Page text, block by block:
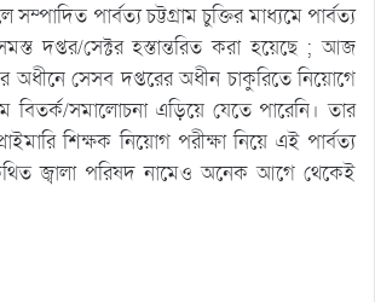
পার্বত্য চট্টগ্রাম চুক্তির মাধ্যমে পার্বত্য
দপ্তর/সেক্টর হস্তান্তরিত করা হয়েছে ; আজ
অধীনে সেসব দপ্তরের অধীন চাকুরিতে নিয়োগে
বিতর্ক/সমালোচনা এড়িয়ে যেতে পারেনি। তার
শিক্ষক নিয়োগ পরীক্ষা নিয়ে এই পার্বত্য
জ্বালা পরিষদ নামেও অনেক আগে থেকেই